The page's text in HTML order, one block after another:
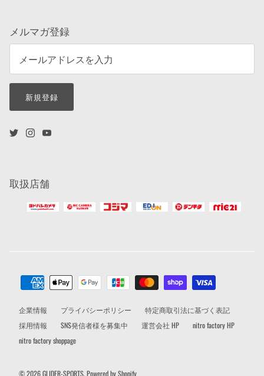
メルマガ登録
新規登録
取扱店舗
企業情報 プライバシーポリシー
特定商取引法に基づく表記
採用情報
SNS発信者様を募集中 運営会社 HP
nitro factory HP
nitro factory shoppage
© 2026GLIDER-SPORTS.Powered by Shopify